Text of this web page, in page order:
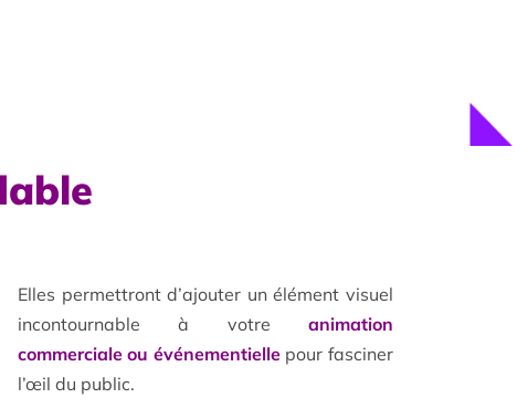
Elles permettront d’ajouter un élément visuel
incontournable à votre animation
commerciale ou événementiellepour fasciner
l’œil du public.